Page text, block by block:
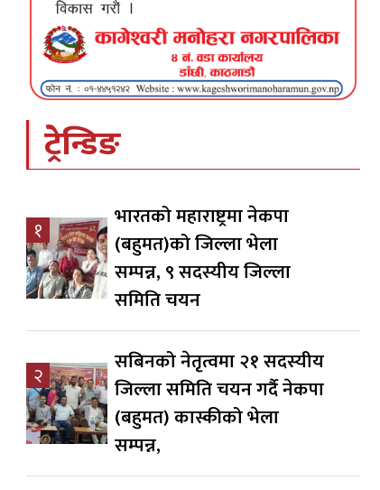
ट्रेन्डिङ
१
भारतको महाराष्ट्रमा नेकपा
(बहुमत)को जिल्ला भेला
सम्पन्न, ९ सदस्यीय जिल्ला
समिति चयन
२
सबिनको नेतृत्वमा २१ सदस्यीय
जिल्ला समिति चयन गर्दै नेकपा
(बहुमत) कास्कीको भेला
सम्पन्न,